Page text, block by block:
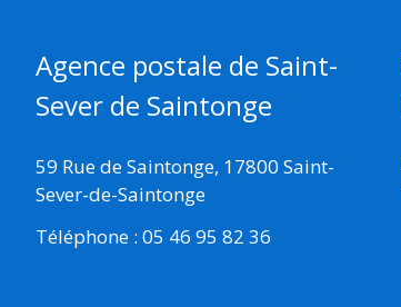
Agence postale de Saint-
Sever de Saintonge
59 Rue de Saintonge, 17800 Saint-
Sever-de-Saintonge
Téléphone : 05 46 95 82 36